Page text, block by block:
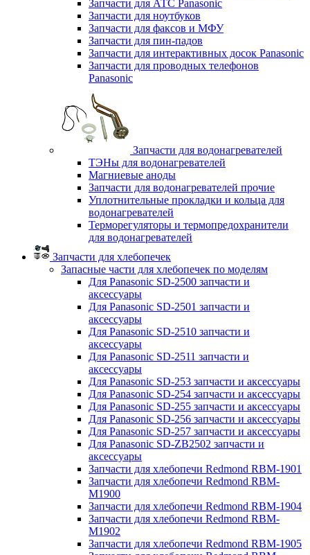
Запчасти для АТС Panasonic
Запчасти для ноутбуков
Запчасти для факсов и МФУ
Запчасти для пин-падов
Запчасти для интерактивных досок Panasonic
Запчасти для проводных телефонов
Panasonic
Запчасти для водонагревателей
ТЭНы для водонагревателей
Магниевые аноды
Запчасти для водонагревателей прочие
Уплотнительные прокладки и кольца для
водонагревателей
Терморегуляторы и термопредохранители
для водонагревателей
Запчасти для хлебопечек
Запасные части для хлебопечек по моделям
Для Panasonic SD-2500 запчасти и
аксессуары
Для Panasonic SD-2501 запчасти и
аксессуары
Для Panasonic SD-2510 запчасти и
аксессуары
Для Panasonic SD-2511 запчасти и
аксессуары
Для Panasonic SD-253 запчасти и аксессуары
Для Panasonic SD-254 запчасти и аксессуары
Для Panasonic SD-255 запчасти и аксессуары
Для Panasonic SD-256 запчасти и аксессуары
Для Panasonic SD-257 запчасти и аксессуары
Для Panasonic SD-ZB2502 запчасти и
аксессуары
Запчасти для хлебопечи Redmond RBM-1901
Запчасти для хлебопечи Redmond RBM-
M1900
Запчасти для хлебопечи Redmond RBM-1904
Запчасти для хлебопечи Redmond RBM-
M1902
Запчасти для хлебопечи Redmond RBM-1905